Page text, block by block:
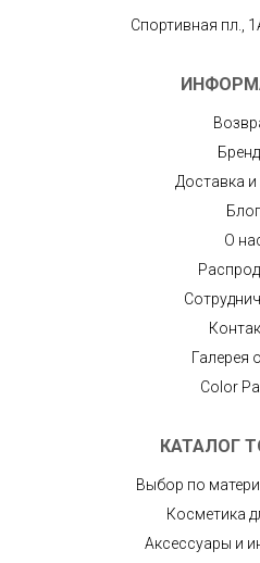
Спортивная пл.,
Доставка и
Блог
О
Галерея
Color
КАТАЛОГ
Выбор по
Косметика
Аксессуары и